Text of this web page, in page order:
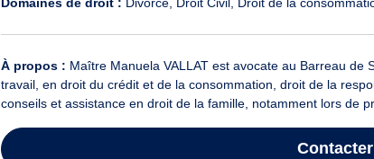
À propos : Maître Manuela VALLAT est avocate au Barreau de
travail, en droit du crédit et de la consommation, droit de la
conseils et assistance en droit de la famille, notamment lors de
Contacter